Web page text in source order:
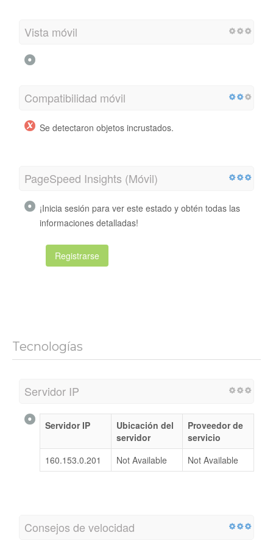
Vista móvil
Compatibilidad móvil
Se detectaron objetos incrustados.
PageSpeed ​​Insights (Móvil)
¡Inicia sesión para ver este estado y obtén todas las
informaciones detalladas!
Registrarse
Tecnologías
Servidor IP
Servidor IP
Ubicación del
servidor
Proveedor de
servicio
160.153.0.201
Not Available Not Available
Consejos de velocidad